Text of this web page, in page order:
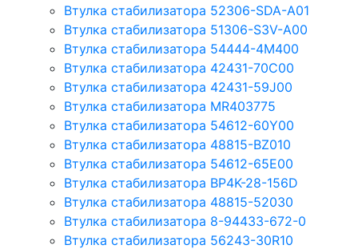
Втулка стабилизатора 52306-SDA-A01
Втулка стабилизатора 51306-S3V-A00
Втулка стабилизатора 54444-4M400
Втулка стабилизатора 42431-70С00
Втулка стабилизатора 42431-59J00
Втулка стабилизатора MR403775
Втулка стабилизатора 54612-60Y00
Втулка стабилизатора 48815-BZ010
Втулка стабилизатора 54612-65Е00
Втулка стабилизатора BP4K-28-156D
Втулка стабилизатора 48815-52030
Втулка стабилизатора 8-94433-672-0
Втулка стабилизатора 56243-30R10